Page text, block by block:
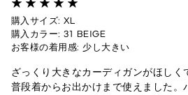
購入サイズ: XL
購入カラー: 31 BEIGE
お客様の着用感: 少し大きい
ざっくり大きなカーディガンがほしく
普段着からお出かけまで使えました。